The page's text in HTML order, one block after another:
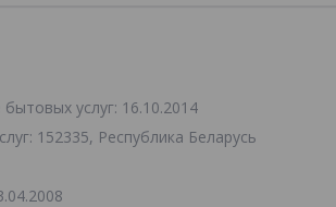
услуг: 16.10.2014
152335, Республика Беларусь